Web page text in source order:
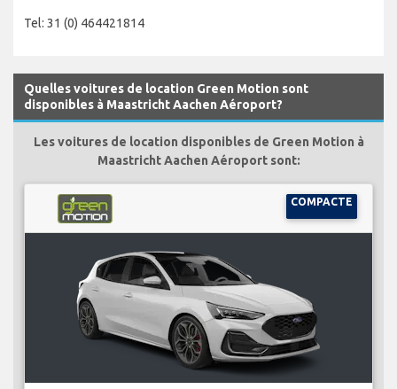
Tel: 31 (0) 464421814
Quelles voitures de location Green Motion sont
disponibles à Maastricht Aachen Aéroport?
Les voitures de location disponibles de Green Motion à
Maastricht Aachen Aéroport sont:
COMPACTE